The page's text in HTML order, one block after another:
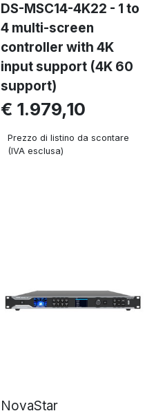
DS-MSC14-4K22 - 1 to
4 multi-screen
controller with 4K
input support (4K 60
support)
€ 1.979,10
Prezzo di listino da scontare
(IVA esclusa)
NovaStar